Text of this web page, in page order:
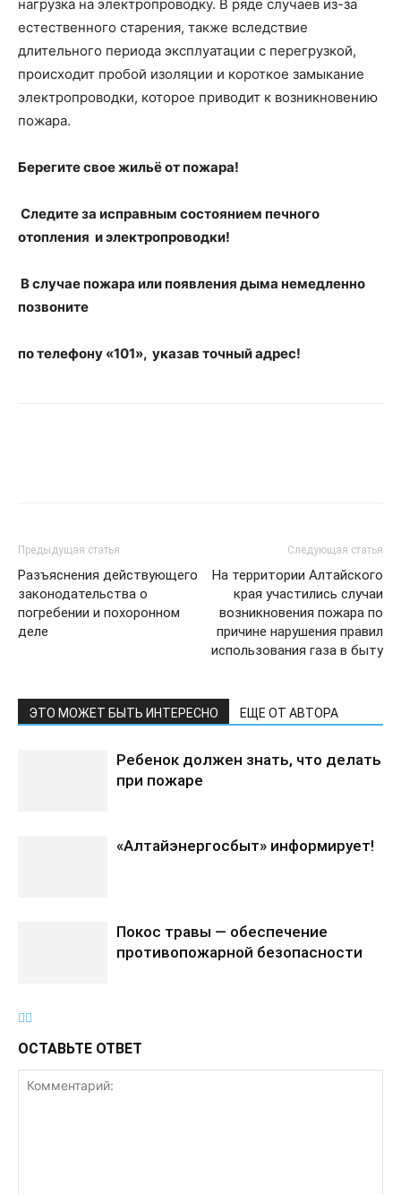
нагрузка на электропроводку. В ряде случаев из-за
естественного старения, также вследствие
длительного периода эксплуатации с перегрузкой,
происходит пробой изоляции и короткое замыкание
электропроводки, которое приводит к возникновению
пожара.
Берегите свое жильё от пожара!
Следите за исправным состоянием печного
отопления и электропроводки!
В случае пожара или появления дыма немедленно
позвоните
по телефону «101», указав точный адрес!
Предыдущая статья
Разъяснения действующего
законодательства о
погребении и похоронном
деле
Следующая статья
На территории Алтайского
края участились случаи
возникновения пожара по
причине нарушения правил
использования газа в быту
ЭТО МОЖЕТ БЫТЬ ИНТЕРЕСНО ЕЩЕ ОТ АВТОРА
Ребенок должен знать, что делать
при пожаре
«Алтайэнергосбыт» информирует!
Покос травы — обеспечение
противопожарной безопасности
ОСТАВЬТЕ ОТВЕТ